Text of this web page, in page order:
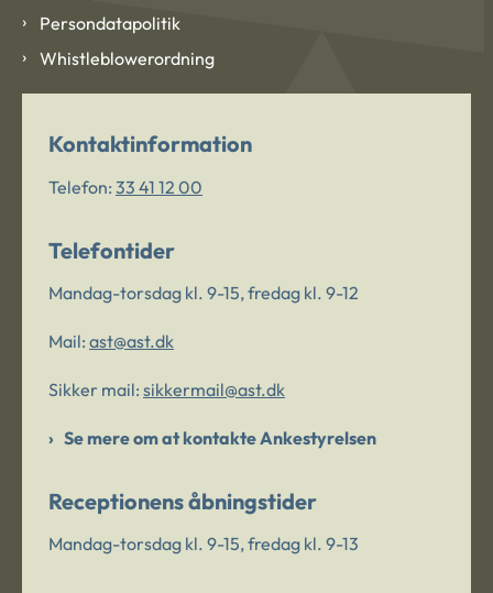
Persondatapolitik
Whistleblowerordning
Kontaktinformation
Telefon: 33 41 12 00
Telefontider
Mandag-torsdag kl. 9-15, fredag kl. 9-12
Mail: ast@ast.dk
Sikker mail: sikkermail@ast.dk
Se mere om at kontakte Ankestyrelsen
Receptionens åbningstider
Mandag-torsdag kl. 9-15, fredag kl. 9-13